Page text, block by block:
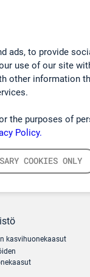
ads, to provide
use of our site
other information
the purposes of
Policy.
COOKIES ONLY
kasvihuonekaasut